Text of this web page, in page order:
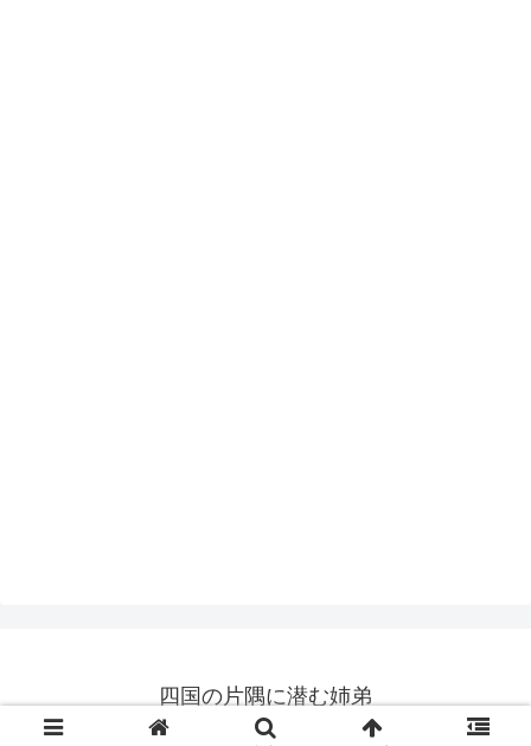
四国の片隅に潜む姉弟
© 2019 四国の片隅に潜む姉弟.